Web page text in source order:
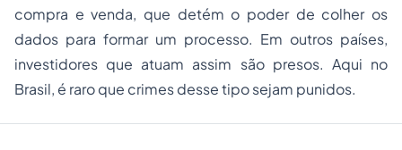
compra e venda, que detém o poder de colher os
dados para formar um processo. Em outros países,
investidores que atuam assim são presos. Aqui no
Brasil, é raro que crimes desse tipo sejam punidos.